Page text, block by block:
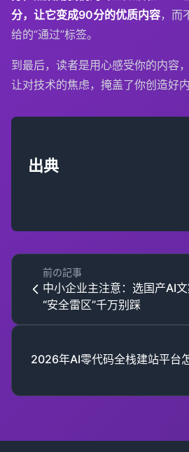
分，让它变成90分的优质内容，而
给的“通过”标签。
到最后，读者是用心感受你的内容
让对技术的焦虑，掩盖了你创造好内
出典
前の記事
中小企业主注意：选国产AI
“安全雷区”千万别踩
2026年AI零代码全栈建站平台